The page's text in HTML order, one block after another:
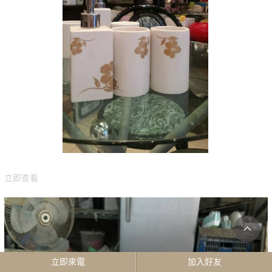
立即查看
立即來電 加入好友